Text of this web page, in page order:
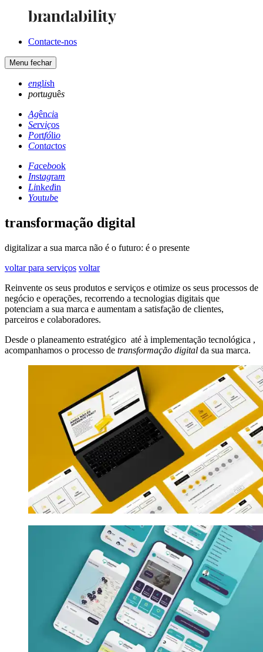
Contacte-nos
Menu fechar
english
português
Agência
Serviços
Portfólio
Contactos
Facebook
Instagram
Linkedin
Youtube
transformação digital
digitalizar a sua marca não é o futuro: é o presente
voltar para serviços voltar
Reinvente os seus produtos e serviços e otimize os seus processos de
negócio e operações, recorrendo a tecnologias digitais que
potenciam a sua marca e aumentam a satisfação de clientes,
parceiros e colaboradores.
Desde o planeamento estratégico até à implementação tecnológica ,
acompanhamos o processo de transformação digital da sua marca.